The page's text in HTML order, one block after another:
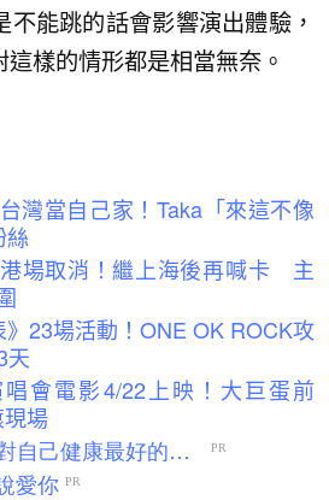
不能跳的話會影響演出體驗，
樣的情形都是相當無奈。
灣當自己家！Taka「來這不像
絲
場取消！繼上海後再喊卡 主
23場活動！ONE OK ROCK攻
天
唱會電影4/22上映！大巨蛋前
場